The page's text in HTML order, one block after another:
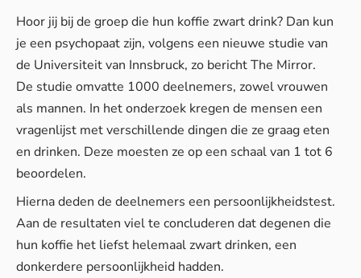
Hoor jij bij de groep die hun koffie zwart drink? Dan kun
je een psychopaat zijn, volgens een nieuwe studie van
de Universiteit van Innsbruck, zo berichtThe Mirror.
De studie omvatte 1000 deelnemers, zowel vrouwen
als mannen. In het onderzoek kregen de mensen een
vragenlijst met verschillende dingen die ze graag eten
en drinken. Deze moesten ze op een schaal van 1 tot 6
beoordelen.
Hierna deden de deelnemers een persoonlijkheidstest.
Aan de resultaten viel te concluderen dat degenen die
hun koffie het liefst helemaal zwart drinken, een
donkerdere persoonlijkheid hadden.